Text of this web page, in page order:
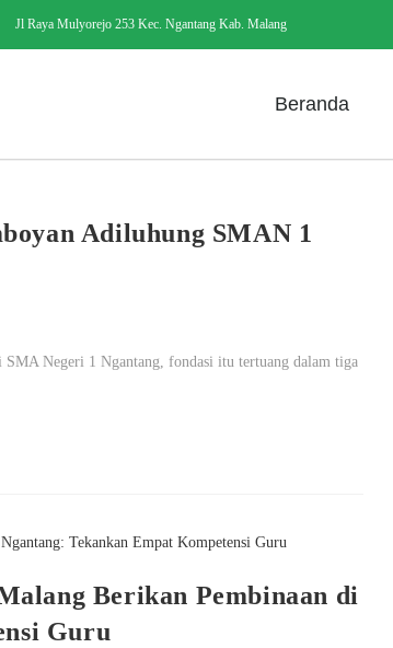
Jl Raya Mulyorejo 253 Kec. Ngantang Kab. Malang
Beranda
Adiluhung SMAN 1
Negeri 1 Ngantang, fondasi itu tertuang dalam tiga
Berikan Pembinaan di
Guru